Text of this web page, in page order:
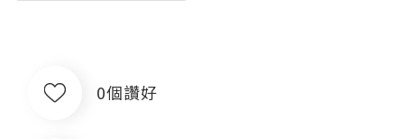
0個讚好